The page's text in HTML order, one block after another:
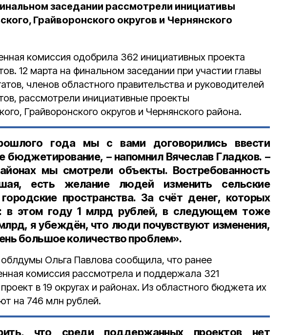
заседании рассмотрели инициативы
Грайворонского округов и Чернянского
комиссия одобрила 362 инициативных проекта
12 марта на финальном заседании при участии главы
членов областного правительства и руководителей
рассмотрели инициативные проекты
Грайворонского округов и Чернянского района.
года мы с вами договорились ввести
бюджетирование, – напомнил Вячеслав Гладков. –
мы смотрели объекты. Востребованность
есть желание людей изменить сельские
пространства. За счёт денег, которых
в этом году 1 млрд рублей, в следующем тоже
я убеждён, что люди почувствуют изменения,
большое количество проблем».
Ольга Павлова сообщила, что ранее
комиссия рассмотрела и поддержала 321
в 19 округах и районах. Из областного бюджета их
на 746 млн рублей.
что среди поддержанных проектов нет